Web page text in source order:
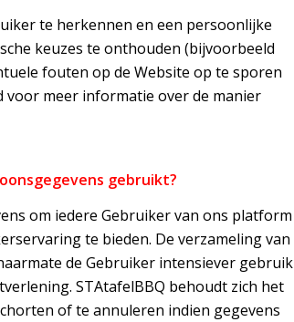
te herkennen en een persoonlijke
keuzes te onthouden (bijvoorbeeld
fouten op de Website op te sporen
voor meer informatie over de manier
gebruikt?
om iedere Gebruiker van ons platform
te bieden. De verzameling van
de Gebruiker intensiever gebruik
STAtafelBBQ behoudt zich het
of te annuleren indien gegevens